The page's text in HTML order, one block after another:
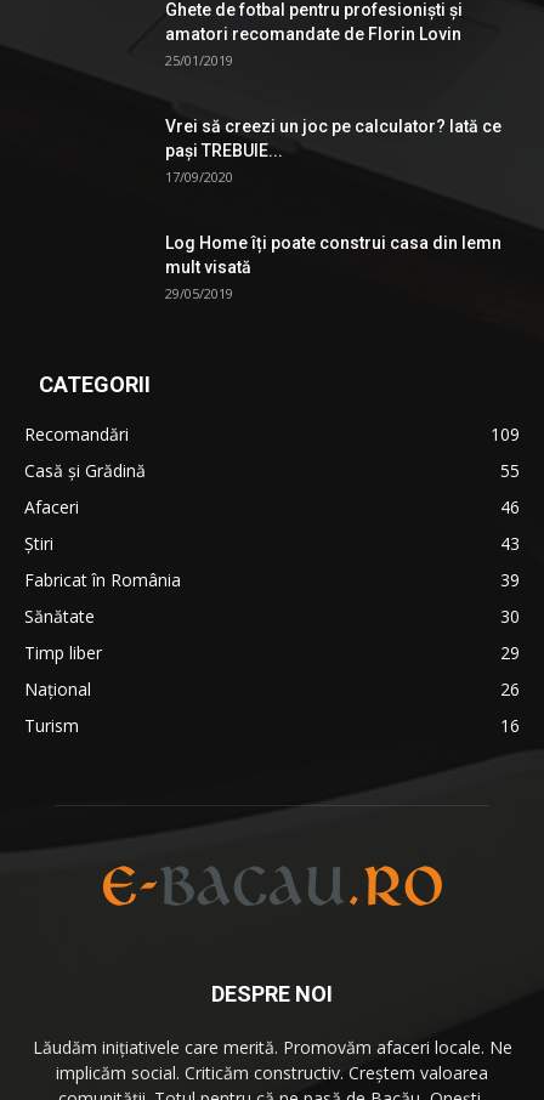
Ghete de fotbal pentru profesionişti şi
amatori recomandate de Florin Lovin
25/01/2019
Vrei să creezi un joc pe calculator? Iată ce
pași TREBUIE...
17/09/2020
Log Home îți poate construi casa din lemn
mult visată
29/05/2019
CATEGORII
Recomandări
109
Casă şi Grădină
55
Afaceri
46
Ştiri
43
Fabricat în România
39
Sănătate
30
Timp liber
29
Național
26
Turism
16
DESPRE NOI
Lăudăm iniţiativele care merită. Promovăm afaceri locale. Ne
implicăm social. Criticăm constructiv. Creştem valoarea